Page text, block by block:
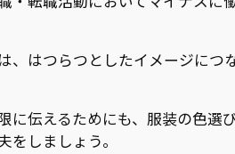
、はつらつとしたイメージにつ
に伝えるためにも、服装の色選
をしましょう。